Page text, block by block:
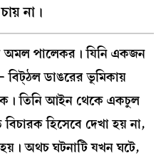
না।
অমল পালেকর। যিনি একজন
বিট্ঠল ডাঙরের ভূমিকায়
তিনি আইন থেকে একচুল
হিসেবে দেখা হয় না,
হয়। অথচ ঘটনাটি যখন ঘটে,